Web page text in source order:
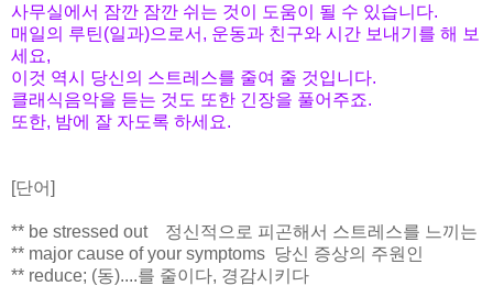
사무실에서 잠깐 잠깐 쉬는 것이 도움이 될 수 있습니다.
매일의 루틴(일과)으로서, 운동과 친구와 시간 보내기를 해 보
세요,
이것 역시 당신의 스트레스를 줄여 줄 것입니다.
클래식음악을 듣는 것도 또한 긴장을 풀어주죠.
또한, 밤에 잘 자도록 하세요.
[단어]
** be stressed out 정신적으로 피곤해서 스트레스를 느끼는
** major cause of your symptoms 당신 증상의 주원인
** reduce; (동)....를 줄이다, 경감시키다